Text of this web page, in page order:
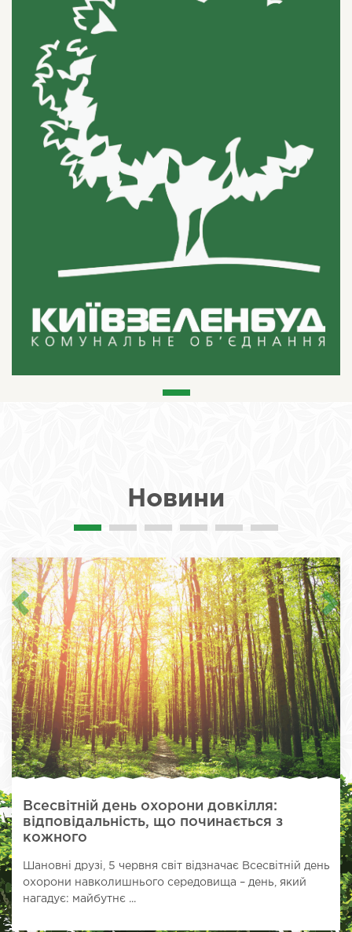
Новини
Всесвітній день охорони довкілля:
відповідальність, що починається з
кожного
Шановні друзі, 5 червня світ відзначає Всесвітній день
охорони навколишнього середовища – день, який
нагадує: майбутнє ...